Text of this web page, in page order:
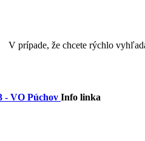
V prípade, že chcete rýchlo
- VO Púchov Info linka